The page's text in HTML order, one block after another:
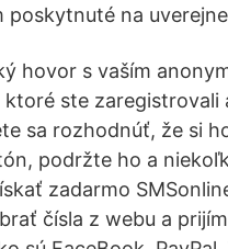
poskytnuté na
hovor s vaším
ste zaregistrovali
sa rozhodnúť, že si
podržte ho a
zadarmo
čísla z webu a